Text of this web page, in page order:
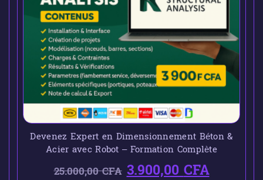
Devenez Expert en Dimensionnement Béton &
Acier avec Robot – Formation Complète
25.000,00CFA 3.900,00CFA